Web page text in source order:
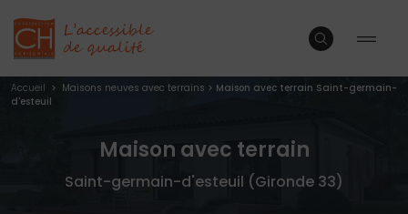
Accueil > Maisons neuves avec terrains > Maison avec terrain Saint-germain-
d'esteuil
Maison avec terrain
Saint-germain-d'esteuil (Gironde 33)